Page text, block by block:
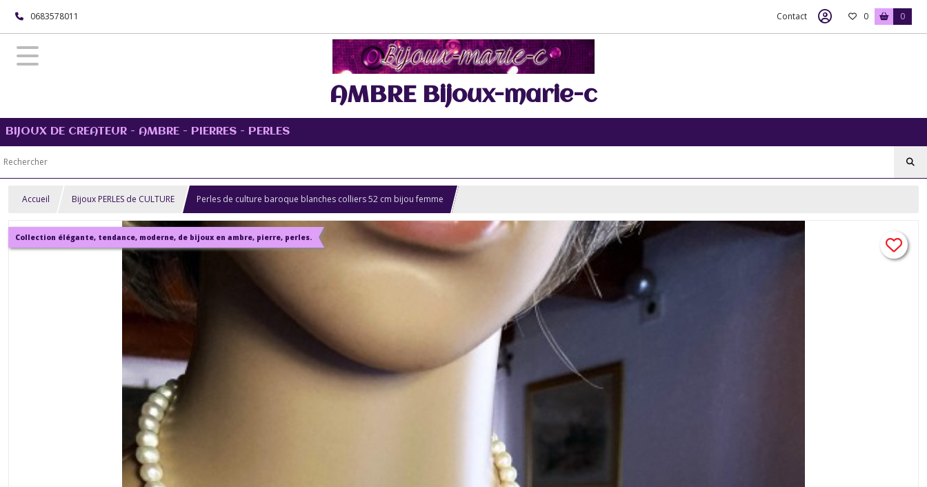
0683578011 Contact 0 0
AMBRE Bijoux-marie-c
BIJOUX DE CREATEUR - AMBRE - PIERRES - PERLES
Accueil Bijoux PERLES de CULTURE Perles de culture baroque blanches colliers 52 cm bijou femme
Collection élégante, tendance, moderne, de bijoux en ambre, pierre, perles.